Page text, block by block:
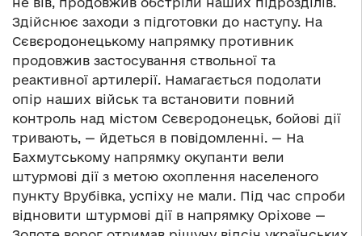
Здійснює заходи з підготовки до наступу. На
Сєвєродонецькому напрямку противник
продовжив застосування ствольної та
реактивної артилерії. Намагається подолати
опір наших військ та встановити повний
контроль над містом Сєвєродонецьк, бойові дії
тривають, — йдеться в повідомленні. — На
Бахмутському напрямку окупанти вели
штурмові дії з метою охоплення населеного
пункту Врубівка, успіху не мали. Під час спроби
відновити штурмові дії в напрямку Оріхове —